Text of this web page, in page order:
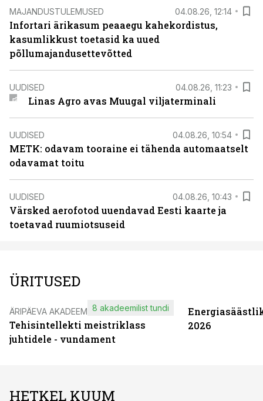
MAJANDUSTULEMUSED 04.08.26, 12:14
Infortari ärikasum peaaegu kahekordistus,
kasumlikkust toetasid ka uued
põllumajandusettevõtted
UUDISED 04.08.26, 11:23
Linas Agro avas Muugal viljaterminali
UUDISED 04.08.26, 10:54
METK: odavam tooraine ei tähenda automaatselt
odavamat toitu
UUDISED 04.08.26, 10:43
Värsked aerofotod uuendavad Eesti kaarte ja
toetavad ruumiotsuseid
ÜRITUSED
ÄRIPÄEVA AKADEEMIA
Tehisintellekti meistriklass
juhtidele - vundament
8 akadeemilist tundi
2026
HETKEL KUUM